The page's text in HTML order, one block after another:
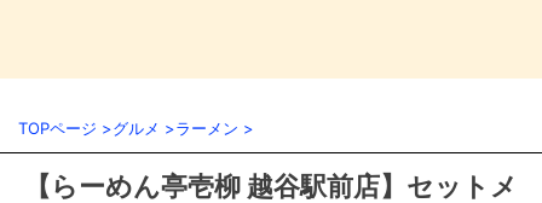
TOPページ >グルメ >ラーメン >
【らーめん亭壱柳 越谷駅前店】セットメ